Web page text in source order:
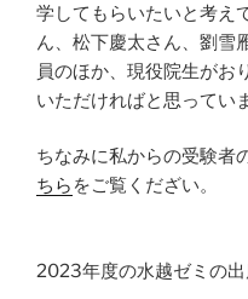
学してもらいたいと考え
ん、松下慶太さん、劉雪
員のほか、現役院生がお
いただければと思ってい
ちなみに私からの受験者
ちら をご覧くだざい。
2023年度の水越ゼミの